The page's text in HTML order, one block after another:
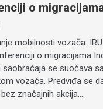
o
mobilnosti vozača:
o migracijama
saobraćaja se suočava
vozača. Predviđa se
značajnih akcija.…